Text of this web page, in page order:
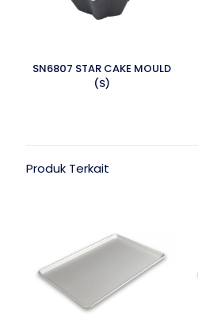
SN6807 STAR CAKE MOULD
(S)
Produk Terkait